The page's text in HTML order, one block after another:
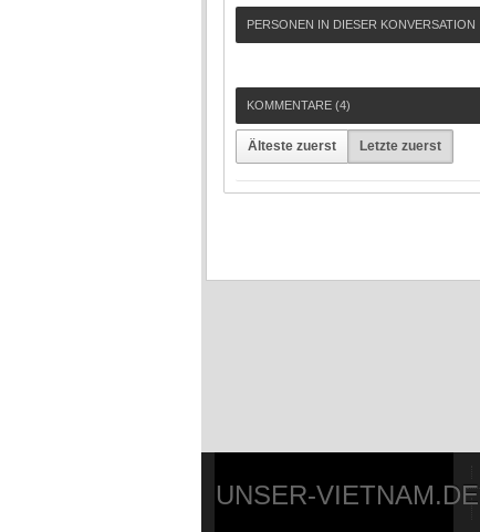
PERSONEN IN DIESER KONVERSATION
KOMMENTARE (4)
Älteste zuerst Letzte zuerst
UNSER-VIETNAM.DE